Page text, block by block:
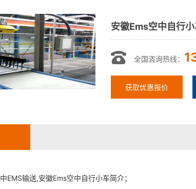
安徽Ems空中自行
全国咨询热线：
获取优惠报价
EMS输送,安徽Ems空中自行小车简介；